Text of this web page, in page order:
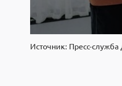
Источник: Пресс-